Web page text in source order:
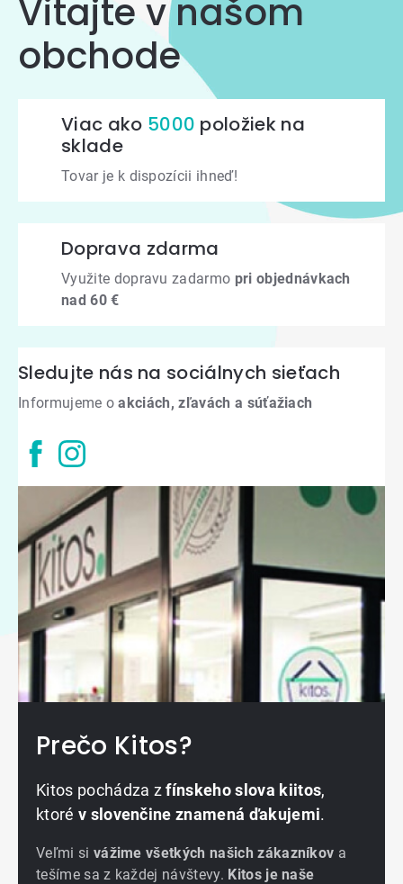
Vitajte v našom
obchode
Viac ako 5000 položiek na
sklade
Tovar je k dispozícii ihneď!
Doprava zdarma
Využite dopravu zadarmo pri objednávkach
nad 60 €
Sledujte nás na sociálnych sieťach
Informujeme oakciách, zľavách a súťažiach
Prečo Kitos?
Kitos pochádza zfínskeho slova kiitos,
ktoré v slovenčine znamená ďakujemi.
Veľmi si vážime všetkých našich zákazníkov a
tešíme sa z každej návštevy. Kitos je naše